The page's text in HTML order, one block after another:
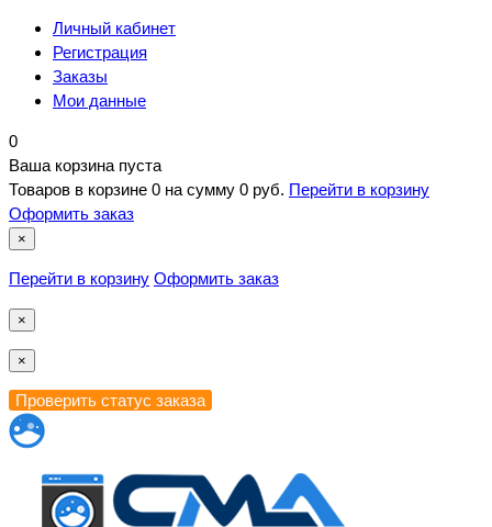
Личный кабинет
Регистрация
Заказы
Мои данные
0
Ваша корзина пуста
Товаров в корзине 0 на сумму 0 руб. Перейти в корзину
Оформить заказ
×
Перейти в корзину Оформить заказ
×
×